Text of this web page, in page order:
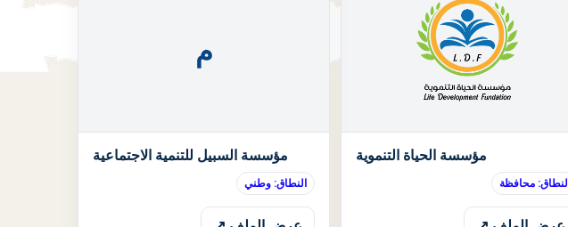
مؤسسة الحياة التنموية
النطاق: محافظة
م
مؤسسة السبيل للتنمية الاجتماعية
النطاق: وطني